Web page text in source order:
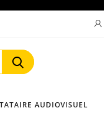
AUDIOVISUEL